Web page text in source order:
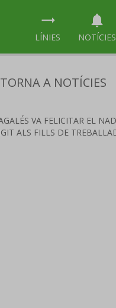
trending_flat
LÍNIES
notifications
NOTÍCIES
TORNA A NOTÍCIES